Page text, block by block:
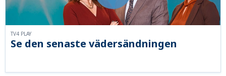
Se den senaste vädersändningen
TV4 PLAY